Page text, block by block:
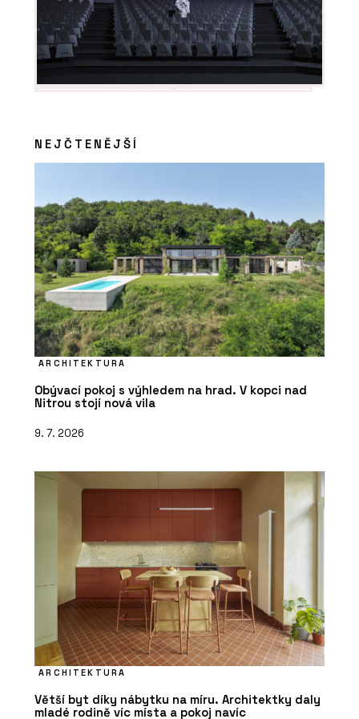
NEJČTENĚJŠÍ
ARCHITEKTURA
Obývací pokoj s výhledem na hrad. V kopci nad
Nitrou stojí nová vila
9. 7. 2026
ARCHITEKTURA
Větší byt díky nábytku na míru. Architektky daly
mladé rodině víc místa a pokoj navíc